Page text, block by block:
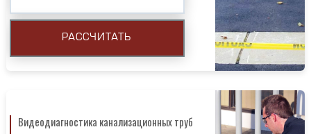
РАССЧИТАТЬ
Видеодиагностика канализационных труб